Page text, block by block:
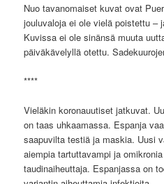
Nuo tavanomaiset kuvat ovat
jouluvaloja ei ole vielä poistettu –
Kuvissa ei ole sinänsä muuta
päiväkävelyllä otettu.
****
Vieläkin koronauutiset jatkuvat.
on taas uhkaamassa. Espanja
saapuvilta testiä ja maskia. Uusi
aiempia tartuttavampi ja
taudinaiheuttaja. Espanjassa on